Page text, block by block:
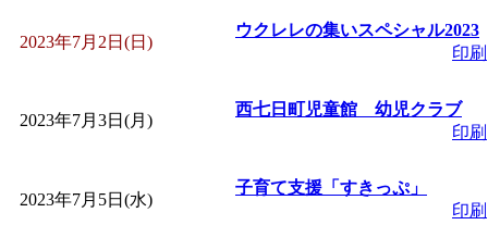
～」 受付期間：～
2026/07/10～2026/08/
「子育て交流広場「
2023年7月2日(日)
ウクレレの集いスペシャル2023
印刷
2023年7月3日(月)
西七日町児童館 幼児クラブ
印刷
2023年7月5日(水)
子育て支援「すきっぷ」
印刷